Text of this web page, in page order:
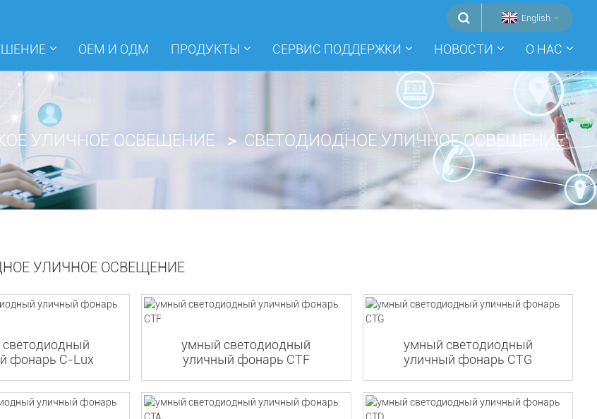
English
ОЕМ И ОДМ ПРОДУКТЫ СЕРВИС ПОДДЕРЖКИ НОВОСТИ О НАС
УЛИЧНОЕ ОСВЕЩЕНИЕ СВЕТОДИОДНОЕ УЛИЧНОЕ ОСВЕЩЕНИЕ
УЛИЧНОЕ ОСВЕЩЕНИЕ
фонарь C-Lux
умный светодиодный
уличный фонарь CTF
умный светодиодный
уличный фонарь CTG